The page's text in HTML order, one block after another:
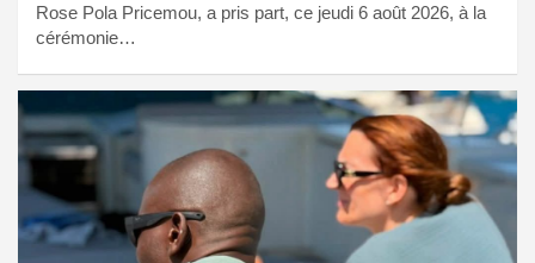
Rose Pola Pricemou, a pris part, ce jeudi 6 août 2026, à la
cérémonie…